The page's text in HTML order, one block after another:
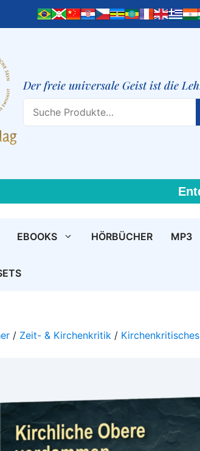
Der freie universale Geist ist die
EBOOKS HÖRBÜCHER MP3
/ Zeit- & Kirchenkritik / Kirchenkritisches